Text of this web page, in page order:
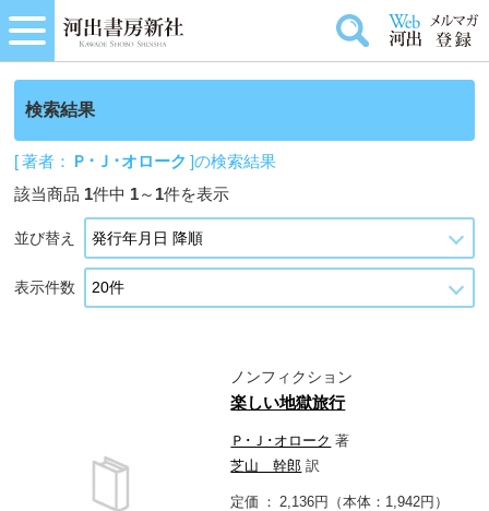
検索結果
[ 著者： Ｐ･Ｊ･オローク ]の検索結果
該当商品 1件中 1～ 1件を表示
並び替え
表示件数
ノンフィクション
楽しい地獄旅行
Ｐ･Ｊ･オローク 著
芝山 幹郎 訳
定価
2,136円（本体：1,942円）